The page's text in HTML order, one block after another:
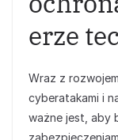
erze
Wraz z
cyberatakami i
ważne jest, aby